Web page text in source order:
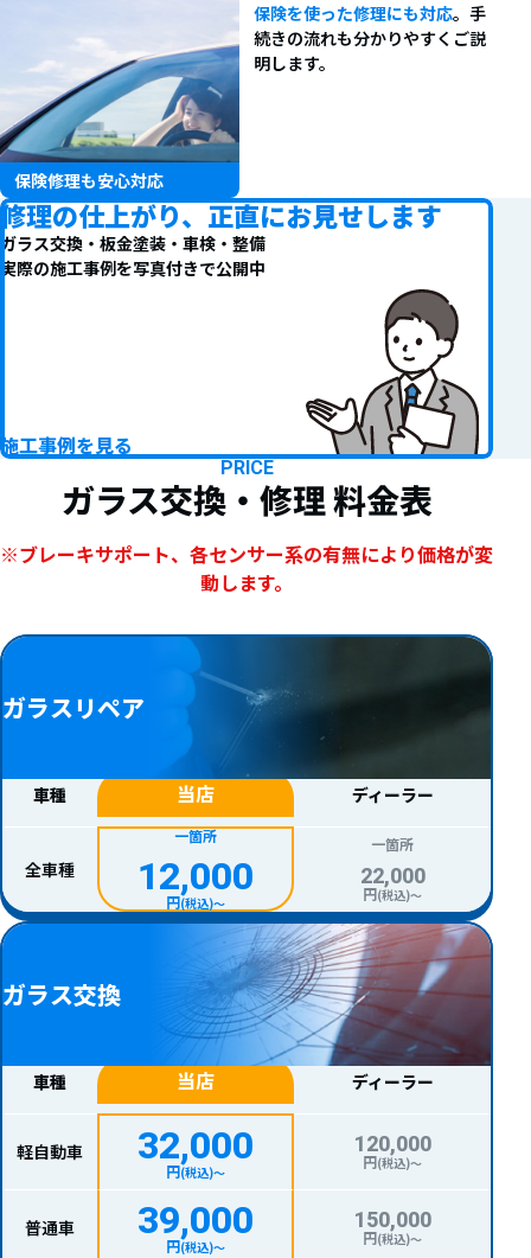
保険修理も安心対応
保険を使った修理にも対応。手
続きの流れも分かりやすくご説
明します。
修理の仕上がり、正直にお見せします
ガラス交換・板金塗装・車検・整備
実際の施工事例を写真付きで公開中
施工事例を見る
PRICE
ガラス交換・修理料金表
※ブレーキサポート、各センサー系の有無により価格が変
動します。
ガラスリペア
車種 当店 ディーラー
全車種
一箇所
12,000
円(税込)〜
一箇所
22,000
円(税込)〜
ガラス交換
車種 当店 ディーラー
軽自動車 32,000
円(税込)〜
120,000
円(税込)〜
普通車 39,000
円(税込)〜
150,000
円(税込)〜